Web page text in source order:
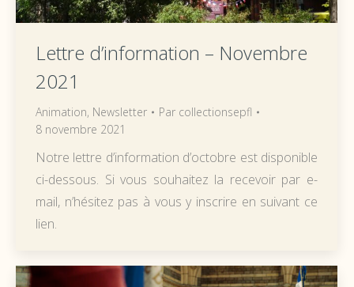
Lettre d’information – Novembre
2021
Animation, Newsletter Par collectionsepfl
8 novembre 2021
Notre lettre d’information d’octobre est disponible
ci-dessous. Si vous souhaitez la recevoir par e-
mail, n’hésitez pas à vous y inscrire en suivant ce
lien.